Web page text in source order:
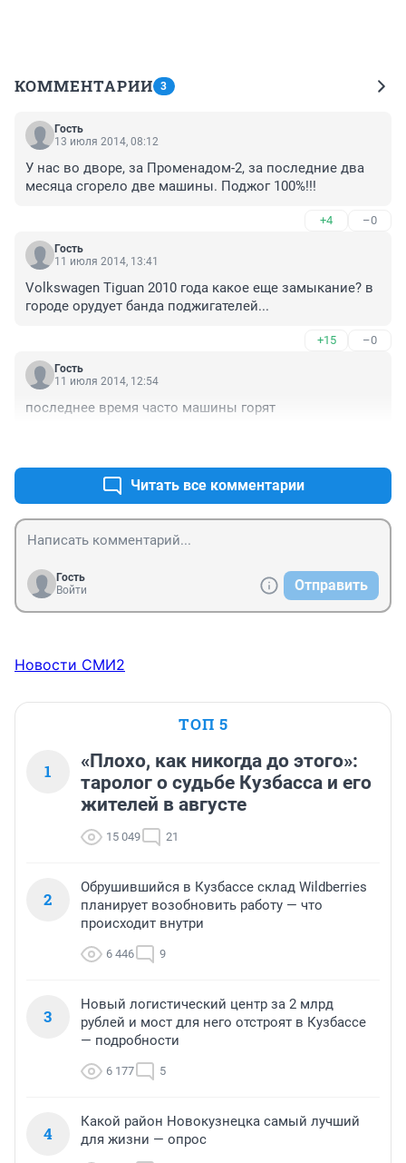
КОММЕНТАРИИ 3
Гость
13 июля 2014, 08:12
У нас во дворе, за Променадом-2, за последние два
месяца сгорело две машины. Поджог 100%!!!
+4 –0
Гость
11 июля 2014, 13:41
Volkswagen Tiguan 2010 года какое еще замыкание? в
городе орудует банда поджигателей...
+15 –0
Гость
11 июля 2014, 12:54
последнее время часто машины горят
Читать все комментарии
Гость
Войти
Отправить
Новости СМИ2
ТОП 5
1
«Плохо, как никогда до этого»:
таролог о судьбе Кузбасса и его
жителей в августе
15 049 21
2
Обрушившийся в Кузбассе склад Wildberries
планирует возобновить работу — что
происходит внутри
6 446 9
3
Новый логистический центр за 2 млрд
рублей и мост для него отстроят в Кузбассе
— подробности
6 177 5
4
Какой район Новокузнецка самый лучший
для жизни — опрос